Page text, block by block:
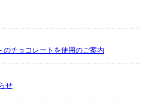
チョコレートを使用のご案内
せ